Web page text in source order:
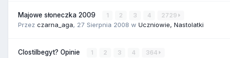
Majowe słoneczka 2009 1 2 3 4 2729
Przez czarna_aga, 27 Sierpnia 2008 w Uczniowie, Nastolatki
Clostilbegyt? Opinie 1 2 3 4 364